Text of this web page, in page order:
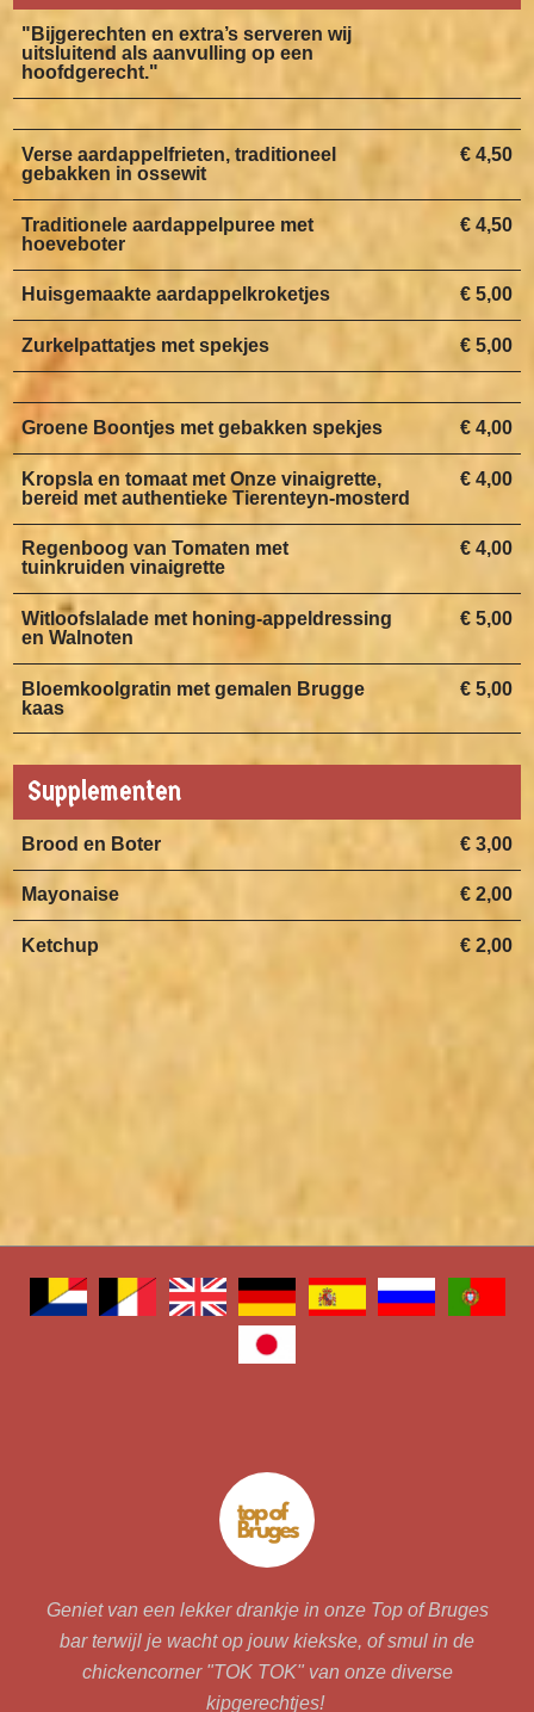
"Bijgerechten en extra’s serveren wij
uitsluitend als aanvulling op een
hoofdgerecht."
€ 4,50
Verse aardappelfrieten, traditioneel
gebakken in ossewit
€ 4,50
Traditionele aardappelpuree met
hoeveboter
€ 5,00
Huisgemaakte aardappelkroketjes
€ 5,00
Zurkelpattatjes met spekjes
€ 4,00
Groene Boontjes met gebakken spekjes
€ 4,00
Kropsla en tomaat met Onze vinaigrette,
bereid met authentieke Tierenteyn-mosterd
€ 4,00
Regenboog van Tomaten met
tuinkruiden vinaigrette
€ 5,00
Witloofslalade met honing-appeldressing
en Walnoten
€ 5,00
Bloemkoolgratin met gemalen Brugge
kaas
Supplementen
€ 3,00
Brood en Boter
€ 2,00
Mayonaise
€ 2,00
Ketchup
Geniet van een lekker drankje in onze Top of Bruges
bar terwijl je wacht op jouw kiekske, of smul in de
chickencorner "TOK TOK" van onze diverse
kipgerechtjes!